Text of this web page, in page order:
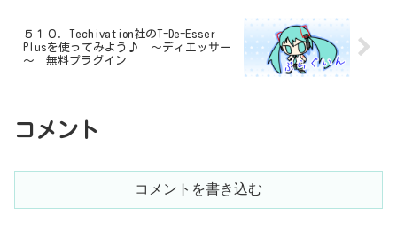
５１０．Techivation社のT-De-Esser
Plusを使ってみよう♪ ～ディエッサー
～ 無料プラグイン
コメント
コメントを書き込む